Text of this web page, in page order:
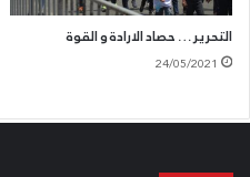
التحرير… حصاد الارادة و القوة
24/05/2021